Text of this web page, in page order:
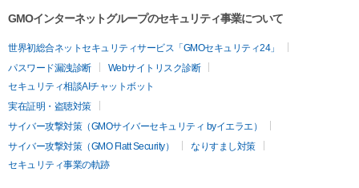
GMOインターネットグループのセキュリティ事業について
世界初総合ネットセキュリティサービス「GMOセキュリティ24」
パスワード漏洩診断
Webサイトリスク診断
セキュリティ相談AIチャットボット
実在証明・盗聴対策
サイバー攻撃対策（GMOサイバーセキュリティ byイエラエ）
サイバー攻撃対策（GMO Flatt Security）
なりすまし対策
セキュリティ事業の軌跡